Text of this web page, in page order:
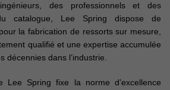
des professionnels et des
catalogue, Lee Spring dispose de
la fabrication de ressorts sur mesure,
qualifié et une expertise accumulée
décennies dans l’industrie.
Lee Spring fixe la norme d’excellence